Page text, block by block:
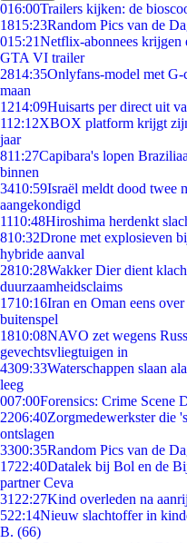
016:00Trailers kijken: de
1815:23Random Pics van de
015:21Netflix-abonnees krijgen
GTA VI trailer
2814:35Onlyfans-model met
maan
1214:09Huisarts per direct uit
112:12XBOX platform krijgt
jaar
811:27Capibara's lopen
binnen
3410:59Israël meldt dood twee
aangekondigd
1110:48Hiroshima herdenkt
810:32Drone met explosieven
hybride aanval
2810:28Wakker Dier dient
duurzaamheidsclaims
1710:16Iran en Oman eens
buitenspel
1810:08NAVO zet wegens
gevechtsvliegtuigen in
4309:33Waterschappen slaan
leeg
007:00Forensics: Crime Scene
2206:40Zorgmedewerkster die
ontslagen
3300:35Random Pics van de
1722:40Datalek bij Bol en de
partner Ceva
31 22:27Kind overleden na
522:14Nieuw slachtoffer in
B. (66)